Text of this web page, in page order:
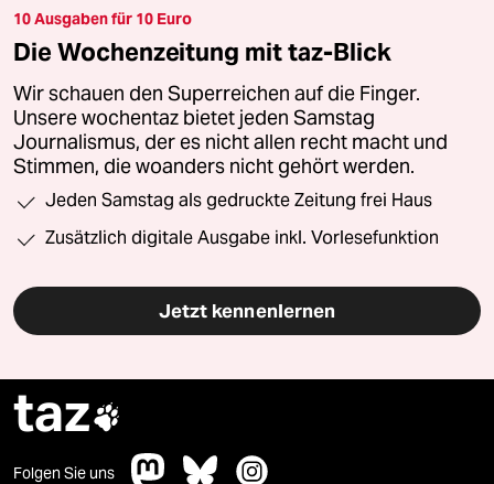
10 Ausgaben für 10 Euro
Die Wochenzeitung mit taz-Blick
Wir schauen den Superreichen auf die Finger.
Unsere wochentaz bietet jeden Samstag
Journalismus, der es nicht allen recht macht und
Stimmen, die woanders nicht gehört werden.
Jeden Samstag als gedruckte Zeitung frei Haus
Zusätzlich digitale Ausgabe inkl. Vorlesefunktion
Jetzt kennenlernen
taz
Folgen Sie uns